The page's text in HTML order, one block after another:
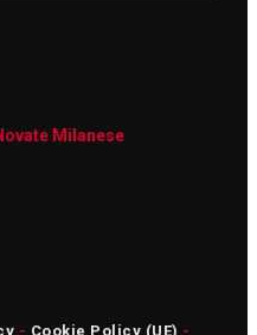
Milanese
- Cookie Policy (UE) -